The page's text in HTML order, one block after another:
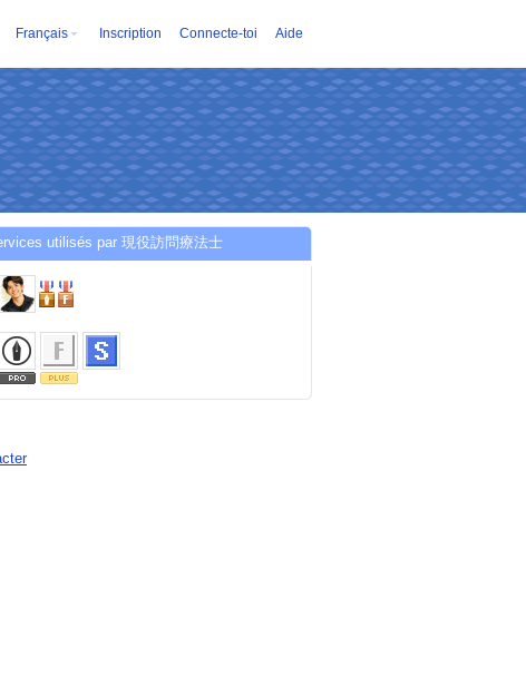
Français Inscription Connecte-toi Aide
utilisés par 現役訪問療法士